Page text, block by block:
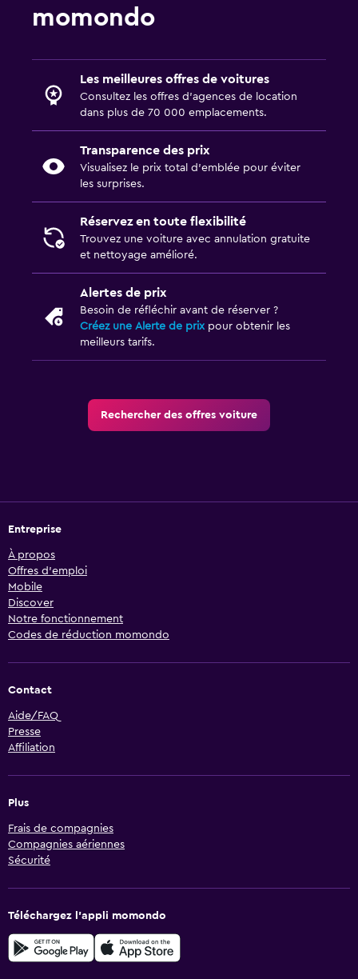
momondo
Les meilleures offres de voitures
Consultez les offres d’agences de location
dans plus de 70 000 emplacements.
Transparence des prix
Visualisez le prix total d’emblée pour éviter
les surprises.
Réservez en toute flexibilité
Trouvez une voiture avec annulation gratuite
et nettoyage amélioré.
Alertes de prix
Besoin de réfléchir avant de réserver ?
Créez une Alerte de prixpour obtenir les
meilleurs tarifs.
Rechercher des offres voiture
Entreprise
À propos
Offres d’emploi
Mobile
Discover
Notre fonctionnement
Codes de réduction momondo
Contact
Aide/FAQ
Presse
Affiliation
Plus
Frais de compagnies
Compagnies aériennes
Sécurité
Téléchargez l’appli momondo